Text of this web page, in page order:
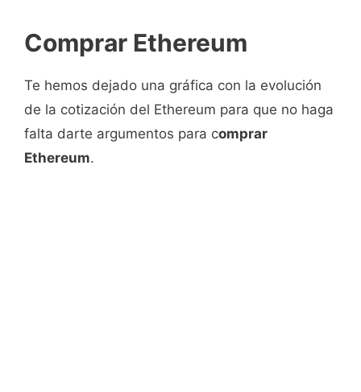
Comprar Ethereum
Te hemos dejado una gráfica con la evolución
de la cotización del Ethereum para que no haga
falta darte argumentos para comprar
Ethereum.